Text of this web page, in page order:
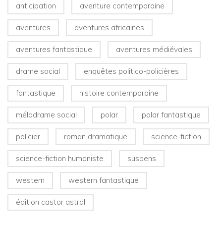
anticipation aventure contemporaine
aventures aventures africaines
aventures fantastique aventures médiévales
drame social enquêtes politico-policières
fantastique histoire contemporaine
mélodrame social polar polar fantastique
policier roman dramatique science-fiction
science-fiction humaniste suspens
western western fantastique
édition castor astral